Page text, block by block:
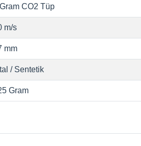
CO2 Tüp
m/s
mm
/ Sentetik
Gram